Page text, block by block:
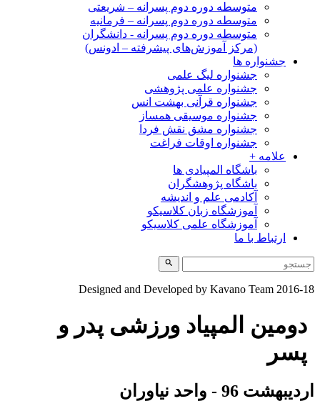
متوسطه دوره دوم پسرانه – شریعتی
متوسطه دوره دوم پسرانه – فرمانیه
متوسطه دوره دوم پسرانه - دانشگران
(مرکز آموزش‌های پیشرفته – ادونس)
جشنواره ها
جشنواره لیگ علمی
جشنواره علمی پژوهشی
جشنواره قرآنی بهشت انس
جشنواره موسیقی همساز
جشنواره مشق نقش فردا
جشنواره اوقات فراغت
علامه +
باشگاه المپیادی ها
باشگاه پژوهشگران
آکادمی علم و اندیشه
آموزشگاه زبان کلاسیکو
آموزشگاه علمی کلاسیکو
ارتباط با ما
Designed and Developed by Kavano Team 2016-
دومین المپیاد ورزشی پدر و
پسر
96 - واحد نیاوران